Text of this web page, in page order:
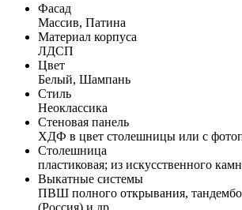
Фасад
Массив, Патина
Материал корпуса
ЛДСП
Цвет
Белый, Шампань
Стиль
Неоклассика
Стеновая панель
ХДФ в цвет столешницы или с
Столешница
пластиковая; из искусственного
Выкатные системы
ПВШ полного открывания,
(Россия) и др.